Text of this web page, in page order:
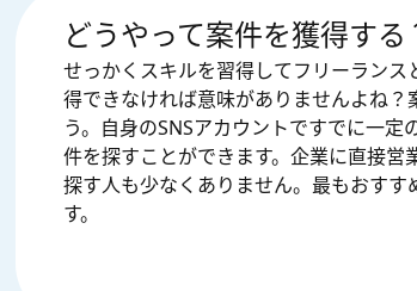
どうやって案件を獲得する
せっかくスキルを習得してフリーラン
得できなければ意味がありませんよね
う。自身のSNSアカウントですでに一
件を探すことができます。企業に直接
探す人も少なくありません。最もおす
す。